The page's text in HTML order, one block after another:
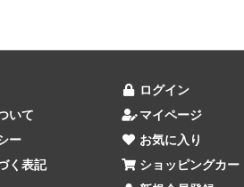
いて
ー
く表記
ログイン
マイページ
お気に入り
ショッピングカー